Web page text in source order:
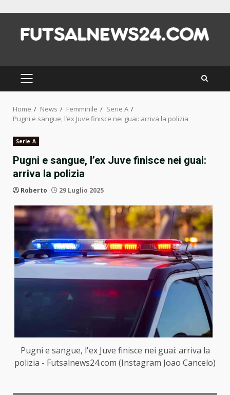
content
PRIMARY
MENU
Home News Femminile
Serie A
Pugni e sangue, l’ex Juve finisce nei guai: arriva la polizia
Serie A
Pugni e sangue, l’ex Juve finisce nei guai:
arriva la polizia
Roberto 29 Luglio 2025
Pugni e sangue, l'ex Juve finisce nei guai: arriva la
polizia - Futsalnews24.com (Instagram Joao Cancelo)